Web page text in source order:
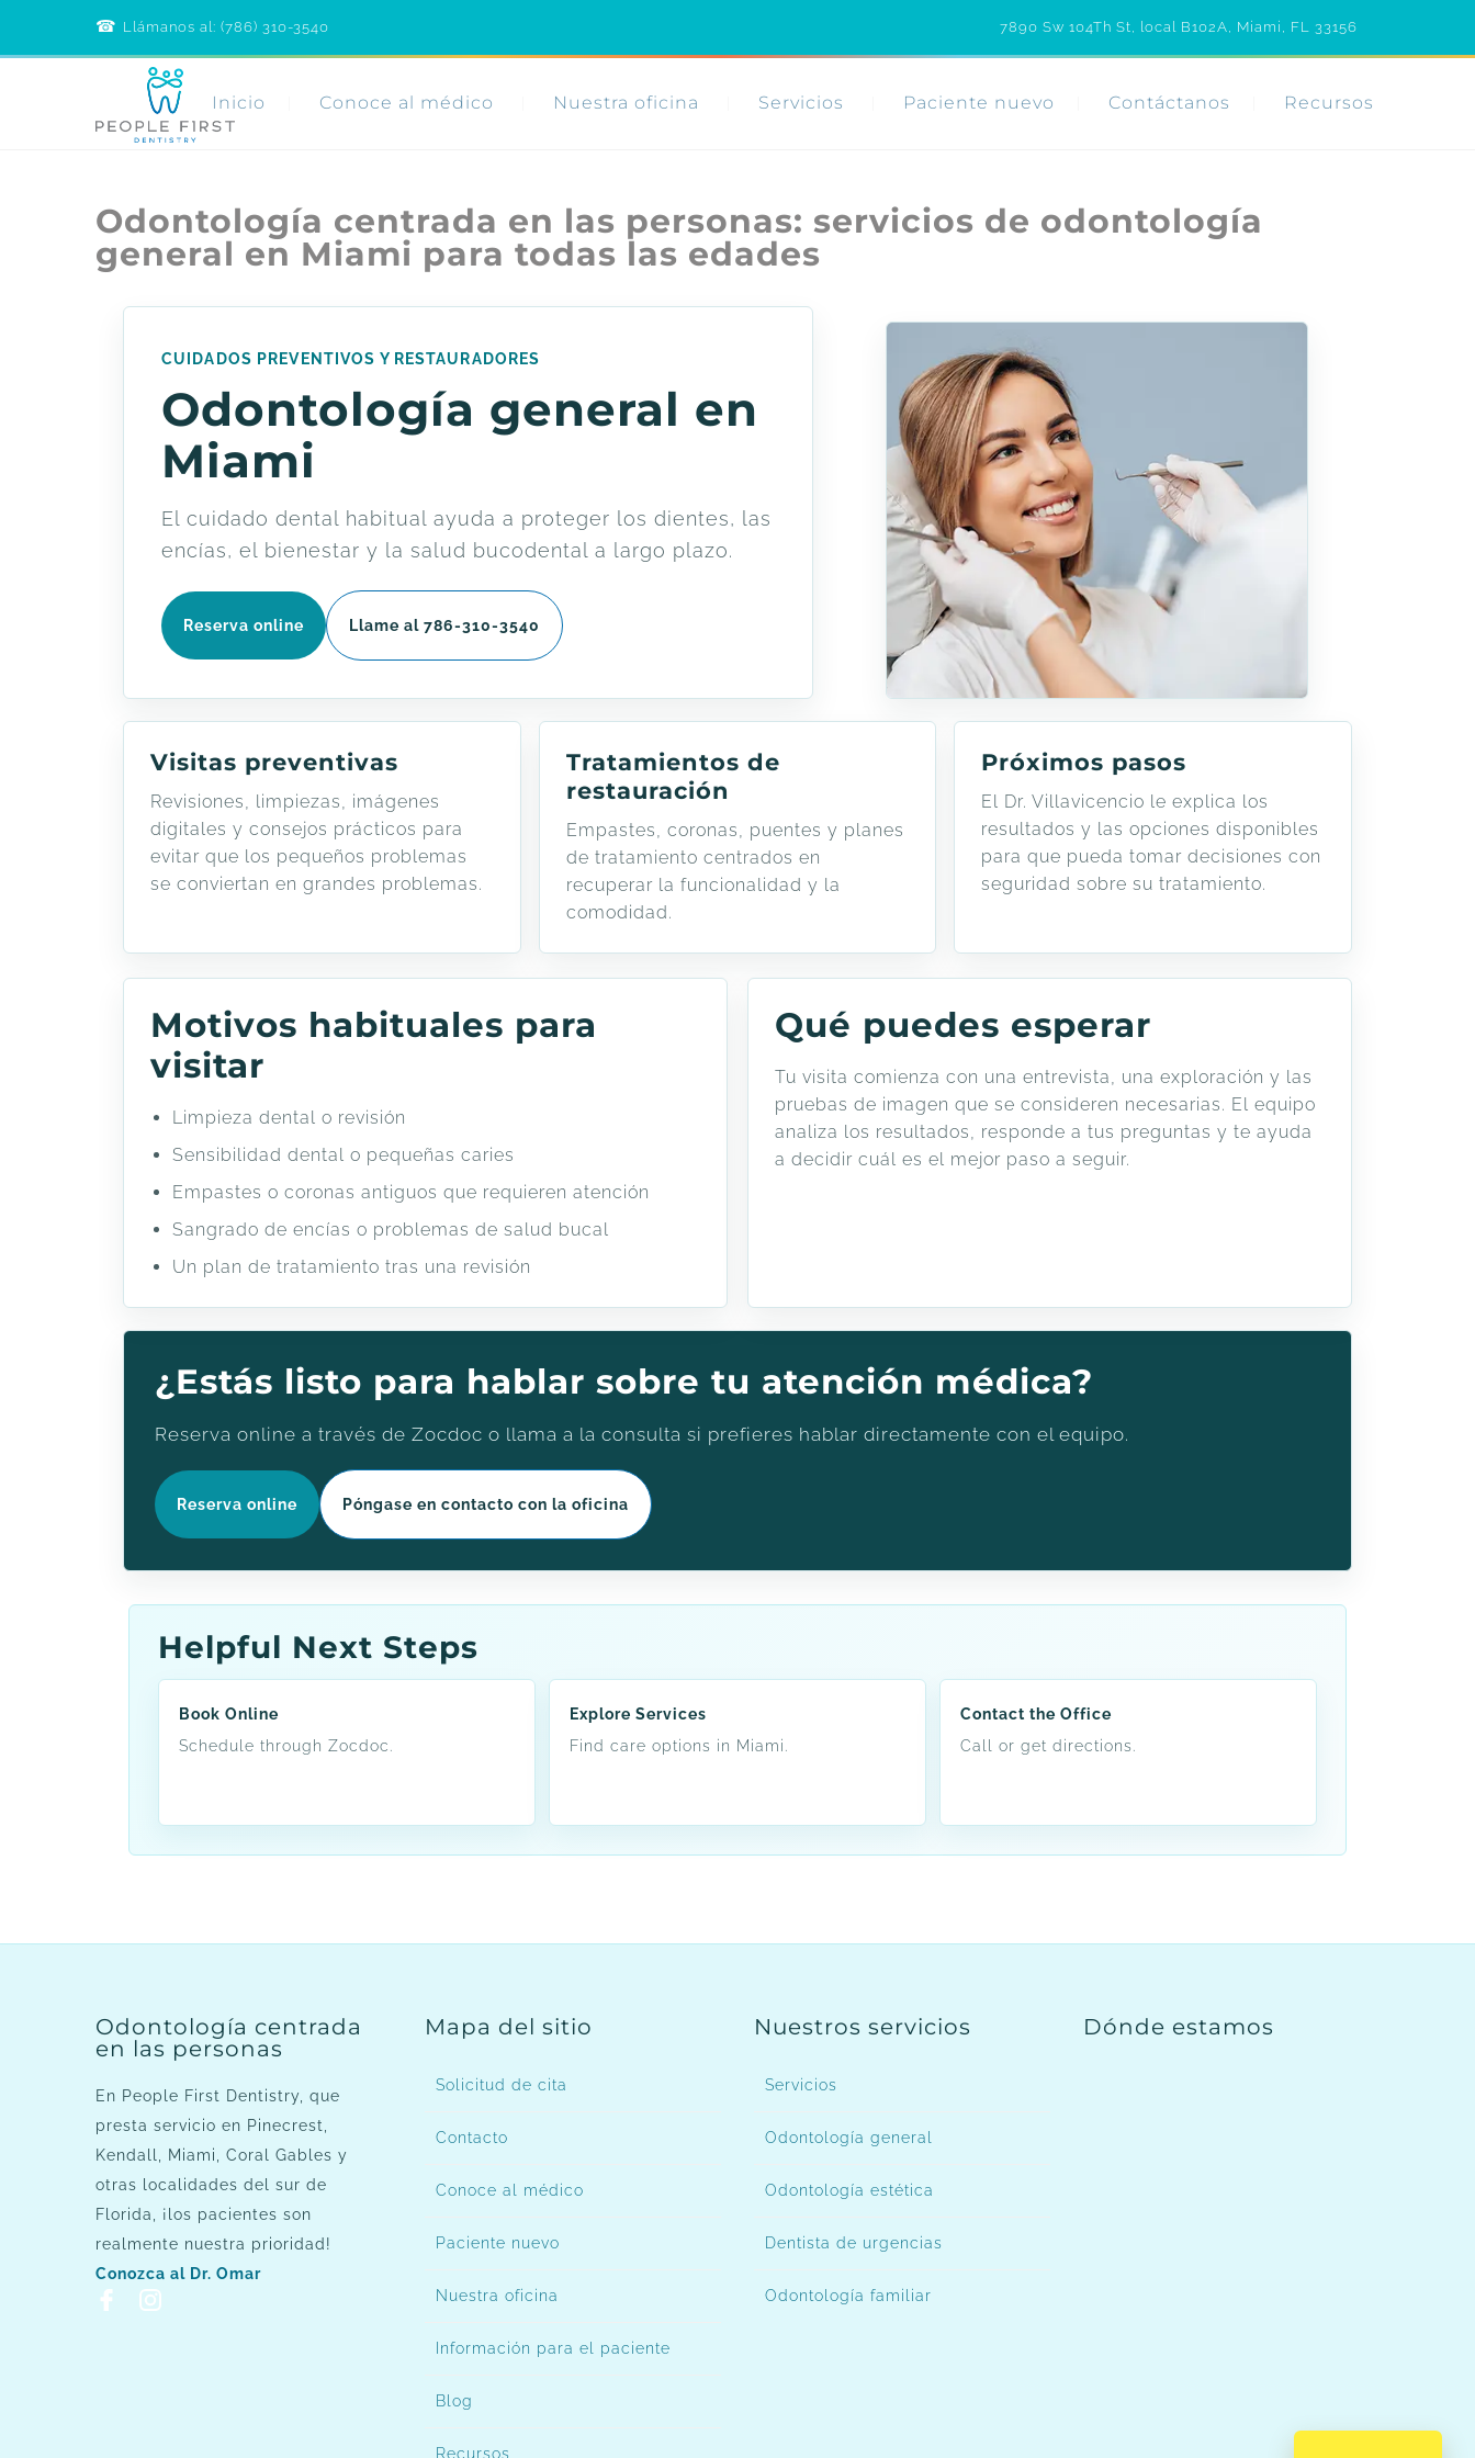
☎︎ Call
First
Dentistry
Llámanos al: (786) 310-3540 7890 Sw 104Th St, local B102A, Miami, FL 33156
Inicio Conoce al médico Nuestra oficina Servicios Paciente nuevo Contáctanos Recursos
Odontología centrada en las personas: servicios de odontología
general en Miami para todas las edades
CUIDADOS PREVENTIVOS Y RESTAURADORES
Odontología general en
Miami
El cuidado dental habitual ayuda a proteger los dientes, las
encías, el bienestar y la salud bucodental a largo plazo.
Reserva online Llame al 786-310-3540
Visitas preventivas
Revisiones, limpiezas, imágenes
digitales y consejos prácticos para
evitar que los pequeños problemas
se conviertan en grandes problemas.
Tratamientos de
restauración
Empastes, coronas, puentes y planes
de tratamiento centrados en
recuperar la funcionalidad y la
comodidad.
Próximos pasos
El Dr. Villavicencio le explica los
resultados y las opciones disponibles
para que pueda tomar decisiones con
seguridad sobre su tratamiento.
Motivos habituales para
visitar
Limpieza dental o revisión
Sensibilidad dental o pequeñas caries
Empastes o coronas antiguos que requieren atención
Sangrado de encías o problemas de salud bucal
Un plan de tratamiento tras una revisión
Qué puedes esperar
Tu visita comienza con una entrevista, una exploración y las
pruebas de imagen que se consideren necesarias. El equipo
analiza los resultados, responde a tus preguntas y te ayuda
a decidir cuál es el mejor paso a seguir.
¿Estás listo para hablar sobre tu atención médica?
Reserva online a través de Zocdoc o llama a la consulta si prefieres hablar directamente con el equipo.
Reserva online Póngase en contacto con la oficina
Helpful Next Steps
Book Online
Schedule through Zocdoc.
Explore Services
Find care options in Miami.
Contact the Office
Call or get directions.
Odontología centrada
en las personas
En People First Dentistry, que
presta servicio en Pinecrest,
Kendall, Miami, Coral Gables y
otras localidades del sur de
Florida, ¡los pacientes son
realmente nuestra prioridad!
Conozca al Dr. Omar
Mapa del sitio
Solicitud de cita
Contacto
Conoce al médico
Paciente nuevo
Nuestra oficina
Información para el paciente
Blog
Recursos
Nuestros servicios
Servicios
Odontología general
Odontología estética
Dentista de urgencias
Odontología familiar
Dónde estamos